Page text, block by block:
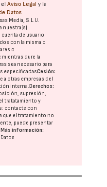
elAviso Legal y la
Datos
Media, S.L.U.
nuestra(s)
de usuario.
con la misma o
o
mientras dure la
sea necesario para
especificadasCesión:
a otras empresas del
interna. Derechos:
supresión,
tratatamiento y
contacte con
que el tratamiento no
puede presentar
Más información: